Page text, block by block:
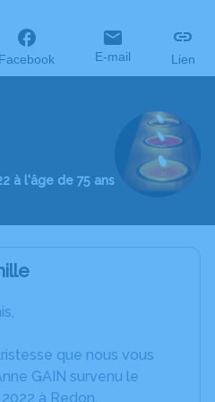
Facebook E-mail Lien
à l'âge de 75 ans
que nous vous
GAIN survenu le
à Redon.